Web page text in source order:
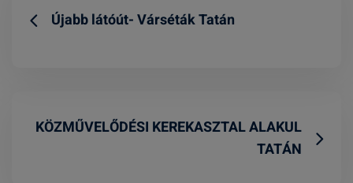
Újabb látóút- Várséták Tatán
KÖZMŰVELŐDÉSI KEREKASZTAL ALAKUL
TATÁN